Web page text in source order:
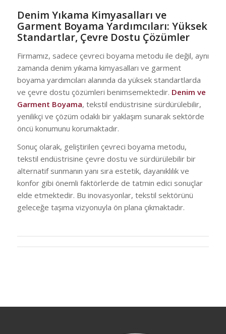
Denim Yıkama Kimyasalları ve
Garment Boyama Yardımcıları: Yüksek
Standartlar, Çevre Dostu Çözümler
Firmamız, sadece çevreci boyama metodu ile değil, aynı
zamanda denim yıkama kimyasalları ve garment
boyama yardımcıları alanında da yüksek standartlarda
ve çevre dostu çözümleri benimsemektedir. Denim ve
Garment Boyama, tekstil endüstrisine sürdürülebilir,
yenilikçi ve çözüm odaklı bir yaklaşım sunarak sektörde
öncü konumunu korumaktadır.
Sonuç olarak, geliştirilen çevreci boyama metodu,
tekstil endüstrisine çevre dostu ve sürdürülebilir bir
alternatif sunmanın yanı sıra estetik, dayanıklılık ve
konfor gibi önemli faktörlerde de tatmin edici sonuçlar
elde etmektedir. Bu inovasyonlar, tekstil sektörünü
geleceğe taşıma vizyonuyla ön plana çıkmaktadır.